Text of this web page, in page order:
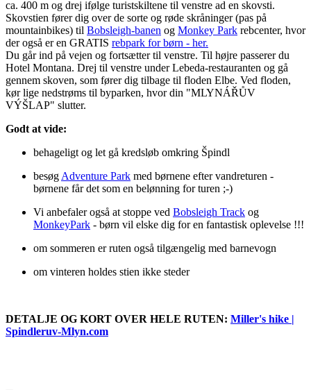
ca. 400 m og drej ifølge turistskiltene til venstre ad en skovsti.
Skovstien fører dig over de sorte og røde skråninger (pas på
mountainbikes) til Bobsleigh-banen og Monkey Park rebcenter, hvor
der også er en GRATIS rebpark for børn - her.
Du går ind på vejen og fortsætter til venstre. Til højre passerer du
Hotel Montana. Drej til venstre under Lebeda-restauranten og gå
gennem skoven, som fører dig tilbage til floden Elbe. Ved floden,
kør lige nedstrøms til byparken, hvor din "MLYNÁŘŮV
VÝŠLAP" slutter.
Godt at vide:
behageligt og let gå kredsløb omkring Špindl
besøg Adventure Park med børnene efter vandreturen -
børnene får det som en belønning for turen ;-)
Vi anbefaler også at stoppe ved Bobsleigh Track og
MonkeyPark - børn vil elske dig for en fantastisk oplevelse !!!
om sommeren er ruten også tilgængelig med barnevogn
om vinteren holdes stien ikke steder
DETALJE OG KORT OVER HELE RUTEN: Miller's hike |
Spindleruv-Mlyn.com